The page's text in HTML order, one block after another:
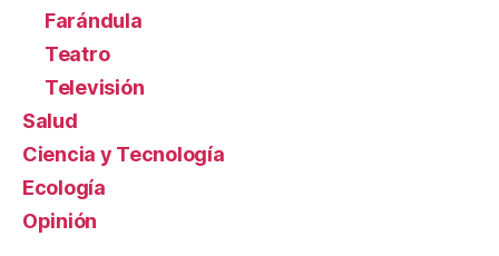
Farándula
Teatro
Televisión
Salud
Ciencia y Tecnología
Ecología
Opinión